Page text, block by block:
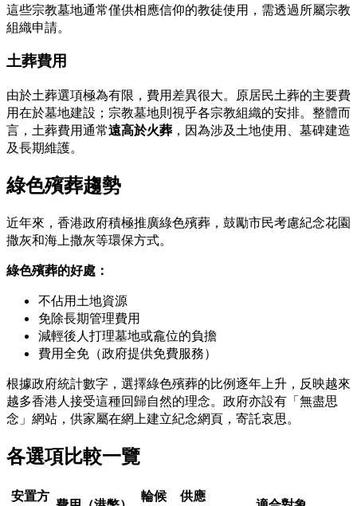
這些宗教墓地通常僅供相應信仰的教徒使用，需透過所屬宗教
組織申請。
土葬費用
由於土葬選項極為有限，費用差異很大。原居民土葬的主要費
用在於墓地建設；宗教墓地則視乎各宗教組織的安排。整體而
言，土葬費用通常遠高於火葬 ，因為涉及土地使用、墓碑建造
及長期維護。
綠色殯葬趨勢
近年來，香港政府積極推廣綠色殯葬，鼓勵市民考慮紀念花園
撒灰和海上撒灰等環保方式。
綠色殯葬的好處：
不佔用土地資源
免除長期管理費用
減輕後人打理墓地或龕位的負擔
費用全免（政府提供免費服務）
根據政府統計數字，選擇綠色殯葬的比例逐年上升，反映越來
越多香港人接受這種回歸自然的理念。政府亦設有「無盡思
念」網站，供家屬在網上建立紀念網頁，寄託哀思。
各選項比較一覽
安置方
輪候
供應